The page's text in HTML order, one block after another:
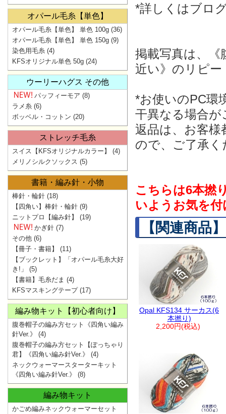
*詳しくはブロ
掲載写真は、
近い》のリピ
*お使いのPC環
干異なる場合
返品は、お客様
ので、ご了承く
こちらは6本撚
いようお気を
【関連商品】
Opal KFS134 サーカス(6
本撚り)
2,200円(税込)
オパール毛糸【単色】
オパール毛糸【単色】 単色 100g (36)
オパール毛糸【単色】 単色 150g (9)
染色用毛糸 (4)
KFSオリジナル単色 50g (24)
ウーリーハグス その他
パッフィーモア (8)
ラメ糸 (6)
ボッベル・コットン (20)
ストレッチ毛糸
スイス【KFSオリジナルカラー】
(4)
メリノシルクソックス (5)
書籍・編み針・小物
棒針・輪針 (18)
【四角い】棒針・輪針 (9)
ニットプロ【編み針】
(19)
かぎ針 (7)
その他 (6)
【冊子・書籍】
(11)
【ブックレット】「オパール毛糸大好
き!」
(5)
【書籍】毛糸だま (4)
KFSマスキングテープ(17)
編み物キット【初心者向け】
腹巻帽子の編み方セット《四角い編み
針Ver.》
(4)
腹巻帽子の編み方セット【ぽっちゃり
君】《四角い編み針Ver.》
(4)
ネックウォーマースターターキット
《四角い編み針Ver.》
(8)
編み物キット
かごめ編みネックウォーマーセット